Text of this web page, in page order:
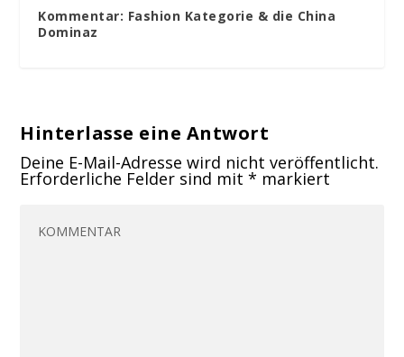
Kommentar: Fashion Kategorie & die China
Dominaz
Hinterlasse eine Antwort
Deine E-Mail-Adresse wird nicht veröffentlicht.
Erforderliche Felder sind mit* markiert